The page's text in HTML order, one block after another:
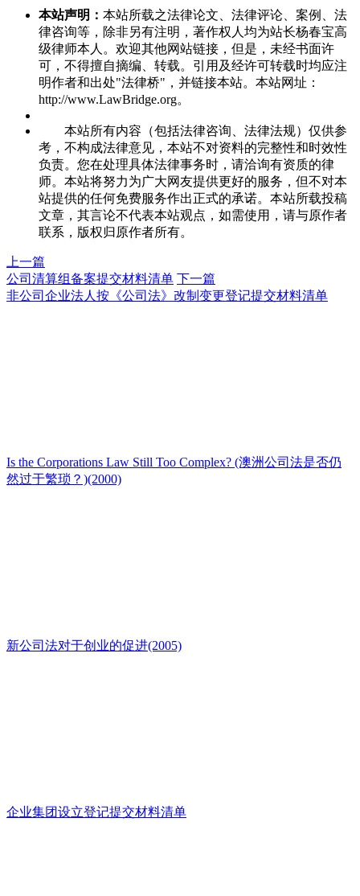
本站声明： 本站所载之法律论文、法律评论、案例、法
律咨询等，除非另有注明，著作权人均为站长杨春宝高
级律师本人。欢迎其他网站链接，但是，未经书面许
可，不得擅自摘编、转载。引用及经许可转载时均应注
明作者和出处"法律桥"，并链接本站。本站网址：
http://www.LawBridge.org。
本站所有内容（包括法律咨询、法律法规）仅供参
考，不构成法律意见，本站不对资料的完整性和时效性
负责。您在处理具体法律事务时，请洽询有资质的律
师。本站将努力为广大网友提供更好的服务，但不对本
站提供的任何免费服务作出正式的承诺。本站所载投稿
文章，其言论不代表本站观点，如需使用，请与原作者
联系，版权归原作者所有。
上一篇
公司清算组备案提交材料清单 下一篇
非公司企业法人按《公司法》改制变更登记提交材料清单
Is the Corporations Law Still Too Complex? (澳洲公司法是否仍
然过于繁琐？)(2000)
新公司法对于创业的促进(2005)
企业集团设立登记提交材料清单